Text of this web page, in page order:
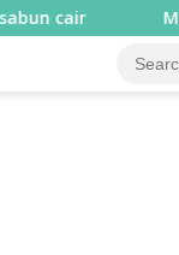
Mulai 10 Agustus,